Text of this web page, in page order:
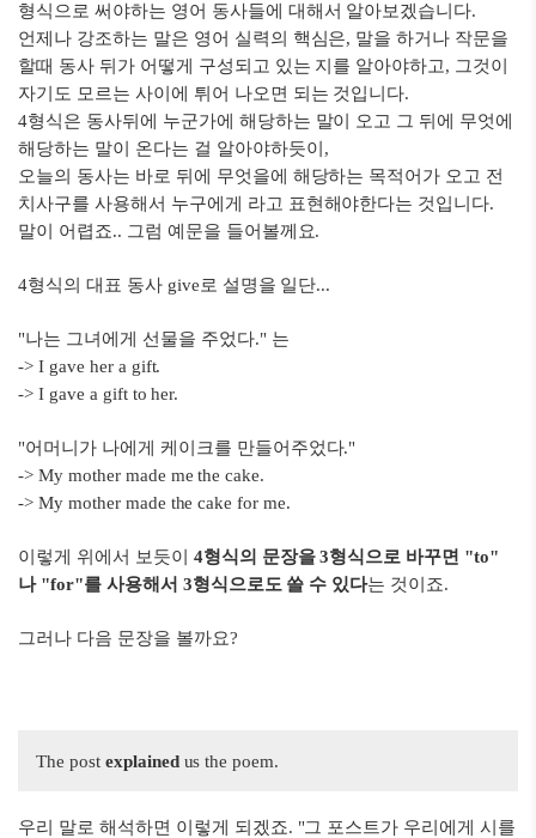
형식으로 써야하는 영어 동사들에 대해서 알아보겠습니다.
언제나 강조하는 말은 영어 실력의 핵심은, 말을 하거나 작문을
할때 동사 뒤가 어떻게 구성되고 있는 지를 알아야하고, 그것이
자기도 모르는 사이에 튀어 나오면 되는 것입니다.
4형식은 동사뒤에 누군가에 해당하는 말이 오고 그 뒤에 무엇에
해당하는 말이 온다는 걸 알아야하듯이,
오늘의 동사는 바로 뒤에 무엇을에 해당하는 목적어가 오고 전
치사구를 사용해서 누구에게 라고 표현해야한다는 것입니다.
말이 어렵죠.. 그럼 예문을 들어볼께요.
4형식의 대표 동사 give로 설명을 일단...
"나는 그녀에게 선물을 주었다." 는
-> I gave her a gift.
-> I gave a gift to her.
"어머니가 나에게 케이크를 만들어주었다."
-> My mother made me the cake.
-> My mother made the cake for me.
이렇게 위에서 보듯이 4형식의 문장을 3형식으로 바꾸면 "to"
나 "for"를 사용해서 3형식으로도 쓸 수 있다는 것이죠.
그러나 다음 문장을 볼까요?
The post explainedus the poem.
우리 말로 해석하면 이렇게 되겠죠. "그 포스트가 우리에게 시를